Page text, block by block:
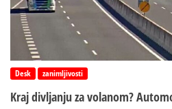
Desk zanimljivosti
Kraj divljanju za volanom?